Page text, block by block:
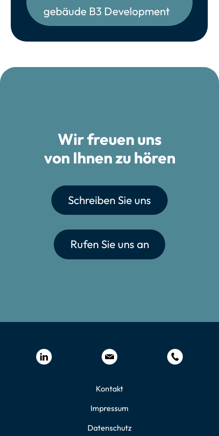
ge­bäu­de B3 Deve­lo­p­ment
Wir freuen uns
von Ihnen zu hören
Schreiben Sie uns
Rufen Sie uns an
Kontakt
Impressum
Datenschutz